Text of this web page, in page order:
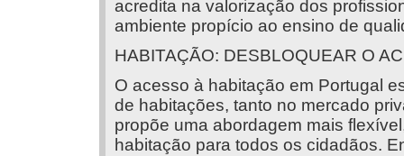
acredita na valorização dos
ambiente propício ao ensino de
HABITAÇÃO: DESBLOQUEAR O
O acesso à habitação em Portugal
de habitações, tanto no mercado
propõe uma abordagem mais
habitação para todos os cidadãos.